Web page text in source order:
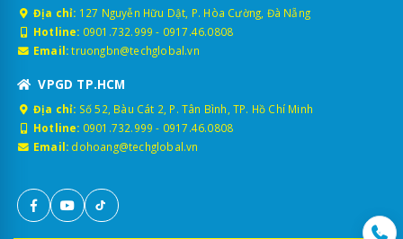
Địa chỉ: 127 Nguyễn Hữu Dật, P. Hòa Cường, Đà Nẵng
Hotline: 0901.732.999 - 0917.46.0808
Email: truongbn@techglobal.vn
VPGD TP.HCM
Địa chỉ: Số 52, Bàu Cát 2, P. Tân Bình, TP. Hồ Chí Minh
Hotline: 0901.732.999 - 0917.46.0808
Email: dohoang@techglobal.vn